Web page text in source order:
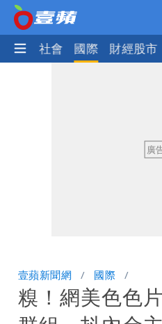
政治 社會 國際 財經股市
壹蘋新聞網 國際
糗！網美色色